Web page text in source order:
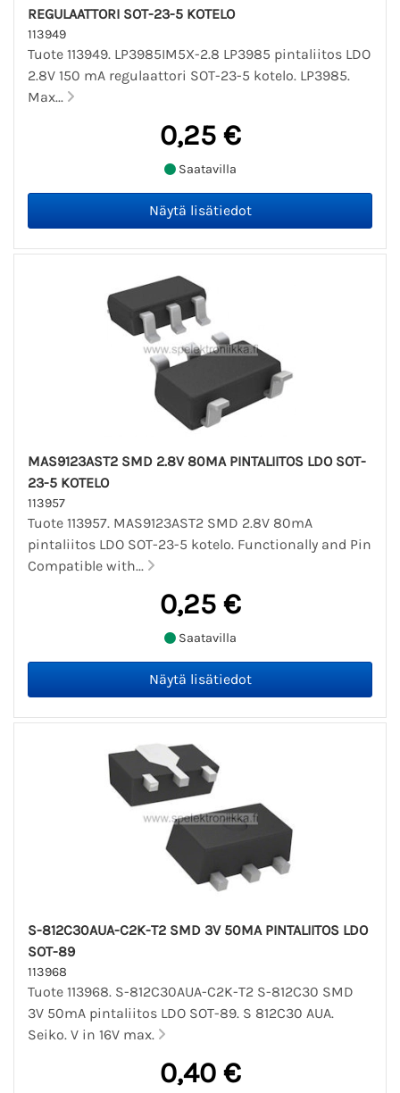
REGULAATTORI SOT-23-5 KOTELO
113949
Tuote 113949. LP3985IM5X-2.8 LP3985 pintaliitos LDO
2.8V 150 mA regulaattori SOT-23-5 kotelo. LP3985.
Max...
0,25 €
Saatavilla
MAS9123AST2 SMD 2.8V 80MA PINTALIITOS LDO SOT-
23-5 KOTELO
113957
Tuote 113957. MAS9123AST2 SMD 2.8V 80mA
pintaliitos LDO SOT-23-5 kotelo. Functionally and Pin
Compatible with...
0,25 €
Saatavilla
S-812C30AUA-C2K-T2 SMD 3V 50MA PINTALIITOS LDO
SOT-89
113968
Tuote 113968. S-812C30AUA-C2K-T2 S-812C30 SMD
3V 50mA pintaliitos LDO SOT-89. S 812C30 AUA.
Seiko. V in 16V max.
0,40 €